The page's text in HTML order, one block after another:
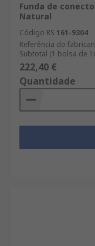
Funda de
Natural
Código RS 161-9304
Referência do
Subtotal (1 bolsa de
222,40 €
Quantidade